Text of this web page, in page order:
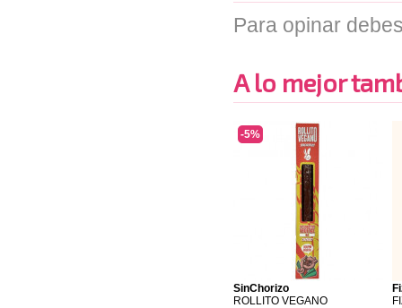
Para opinar
A lo mejor
SinChorizo
ROLLITO VEGANO
-5%